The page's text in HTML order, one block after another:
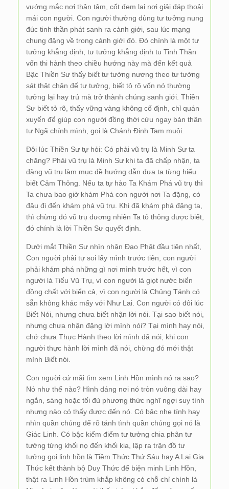
vướng mắc nơi thân tâm, cốt đem lại nơi giải đáp thoải
mái con người. Con người thường dùng tư tưởng nung
đúc tinh thần phát sanh ra cảnh giới, sau lúc mạng
chung đặng về trong cảnh giới đó. Đó chính là một tư
tưởng khẳng định, tư tưởng khẳng định tu Tinh Thần
vốn thi hành theo chiều hướng này mà đến kết quả
Bậc Thiền Sư thấy biết tư tưởng nương theo tư tưởng
sát thật chân đế tư tưởng, biết tỏ rõ vốn nó thường
tưởng lại hay trú mà trở thành chúng sanh giới. Thiền
Sư biết tỏ rõ, thấy vững vàng không cố định, chỉ quán
xuyến để giúp con người đồng thời cứu ngay bản thân
tự Ngã chính mình, gọi là Chánh Định Tam muội.
Đôi lúc Thiền Sư tự hỏi: Có phải vũ trụ là Minh Sư ta
chăng? Phải vũ trụ là Minh Sư khi ta đã chấp nhận, ta
đặng vũ trụ làm mục đề hướng dẫn đưa ta từng hiểu
biết Cảm Thông. Nếu ta tự hào Ta Khám Phá vũ trụ thì
Ta chưa bao giờ khám Phá con người nơi Ta đặng, có
đâu đi đến khám phá vũ trụ. Khi đã khám phá đặng ta,
thì chừng đó vũ trụ đương nhiên Ta tỏ thông được biết,
đó chính là lời Thiền Sư quyết định.
Dưới mắt Thiền Sư nhìn nhận Đạo Phật đầu tiên nhất,
Con người phải tự soi lấy mình trước tiên, con người
phải khám phá những gì nơi mình trước hết, vì con
người là Tiểu Vũ Trụ, vì con người là giọt nước biển
đồng chất với biển cả, vì con người là Chủng Tánh có
sẵn không khác mấy với Như Lai. Con người có đôi lúc
Biết Nói, nhưng chưa biết nhận lời nói. Tại sao biết nói,
nhưng chưa nhận đặng lời mình nói? Tại mình hay nói,
chớ chưa Thực Hành theo lời mình đã nói, khi con
người thực hành lời mình đã nói, chừng đó mới thật
mình Biết nói.
Con người cứ mãi tìm xem Linh Hồn mình nó ra sao?
Nó như thế nào? Hình dáng nơi nó tròn vuông dài hay
ngắn, sáng hoặc tối đủ phương thức nghĩ ngợi suy tính
nhưng nào có thấy được đến nó. Có bậc nhẹ tính hay
nhìn quần chúng để rõ tánh tình quần chúng gọi nó là
Giác Linh. Có bậc kiểm điểm tư tưởng chia phân tư
tưởng từng khối nọ đến khối kia, lập ra trận đồ tư
tưởng gọi linh hồn là Tiềm Thức Thứ Sáu hay A Lại Gia
Thức kết thành bộ Duy Thức để biện minh Linh Hồn,
thật ra Linh Hồn trùm khắp không có chỗ chỉ chính là